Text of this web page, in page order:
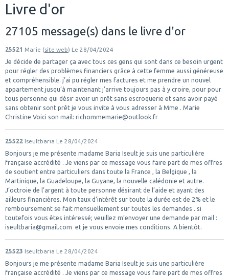
Livre d'or
27105 message(s) dans le livre d'or
25521 Marie (site web) Le 28/04/2024
Je décide de partager ça avec tous ces gens qui sont dans ce besoin urgent
pour régler des problèmes financiers grâce à cette femme aussi généreuse
et compréhensible. j’ai pu régler mes factures et me prendre un nouvel
appartement jusqu’à maintenant j’arrive toujours pas à y croire, pour pour
tous personne qui désir avoir un prêt sans escroquerie et sans avoir payé
sans obtenir sont prêt je vous invite à vous adresser à Mme . Marie
Christine Voici son mail: richommemarie@outlook.fr
25522 Iseultbaria Le 28/04/2024
Bonjours je me présente madame Baria Iseult je suis une particulière
française accrédité . Je viens par ce message vous faire part de mes offres
de soutient entre particuliers dans toute la France , la Belgique , la
Martinique, la Guadeloupe, la Guyane, la nouvelle calédonie et autre.
J’octroie de l’argent à toute personne désirant de l’aide et ayant des
ailleurs financières. Mon taux d’intérêt sur toute la durée est de 2% et le
remboursement se fait mensuellement sur toutes les demandes . si
toutefois vous êtes intéressé; veuillez m’envoyer une demande par mail :
iseultbaria@gmail.com et je vous envoie mes conditions. A bientôt.
25523 Iseultbaria Le 28/04/2024
Bonjours je me présente madame Baria Iseult je suis une particulière
française accrédité . Je viens par ce message vous faire part de mes offres